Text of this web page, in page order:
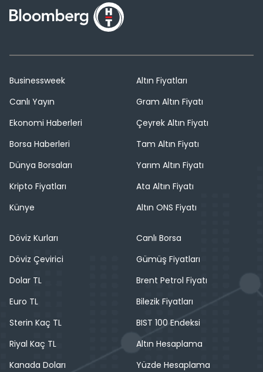
Businessweek
Canlı Yayın
Ekonomi Haberleri
Borsa Haberleri
Dünya Borsaları
Kripto Fiyatları
Künye
Altın Fiyatları
Gram Altın Fiyatı
Çeyrek Altın Fiyatı
Tam Altın Fiyatı
Yarım Altın Fiyatı
Ata Altın Fiyatı
Altın ONS Fiyatı
Döviz Kurları
Döviz Çevirici
Dolar TL
Euro TL
Sterin Kaç TL
Riyal Kaç TL
Kanada Doları
Canlı Borsa
Gümüş Fiyatları
Brent Petrol Fiyatı
Bilezik Fiyatları
BIST 100 Endeksi
Altın Hesaplama
Yüzde Hesaplama